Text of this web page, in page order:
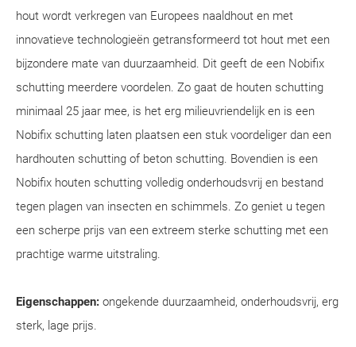
hout wordt verkregen van Europees naaldhout en met
innovatieve technologieën getransformeerd tot hout met een
bijzondere mate van duurzaamheid. Dit geeft de een Nobifix
schutting meerdere voordelen. Zo gaat de houten schutting
minimaal 25 jaar mee, is het erg milieuvriendelijk en is een
Nobifix schutting laten plaatsen een stuk voordeliger dan een
hardhouten schutting of beton schutting. Bovendien is een
Nobifix houten schutting volledig onderhoudsvrij en bestand
tegen plagen van insecten en schimmels. Zo geniet u tegen
een scherpe prijs van een extreem sterke schutting met een
prachtige warme uitstraling.
Eigenschappen: ongekende duurzaamheid, onderhoudsvrij, erg
sterk, lage prijs.